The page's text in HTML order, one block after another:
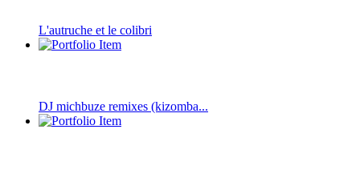
L'autruche et le colibri
DJ michbuze remixes (kizomba...